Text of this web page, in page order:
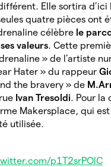
Elle sortira d’ici
quatre pièces ont
célèbre le
valeurs. Cette
» de l’artiste
Hater » du rappeur
the bravery » de
Ivan Tresoldi. Pour la
Makersplace, qui
utilisée.
p1T2srPOlC